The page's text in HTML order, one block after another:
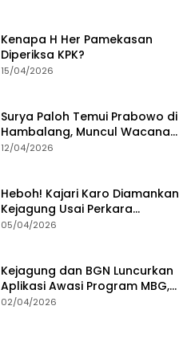
Kenapa H Her Pamekasan
Diperiksa KPK?
15/04/2026
Surya Paloh Temui Prabowo di
Hambalang, Muncul Wacana
Penggabungan NasDem dan
12/04/2026
Heboh! Kajari Karo Diamankan
Kejagung Usai Perkara
Videografer Divonis Bebas
05/04/2026
Kejagung dan BGN Luncurkan
Aplikasi Awasi Program MBG,
Begini Cara Lapornya
02/04/2026